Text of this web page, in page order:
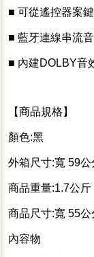
■ 可從遙控器案
■ 藍牙連線串流
■ 內建DOLBY音
【商品規格】
顏色:黑
外箱尺寸:寬 59
商品重量:1.7公斤
商品尺寸:寬 55
內容物